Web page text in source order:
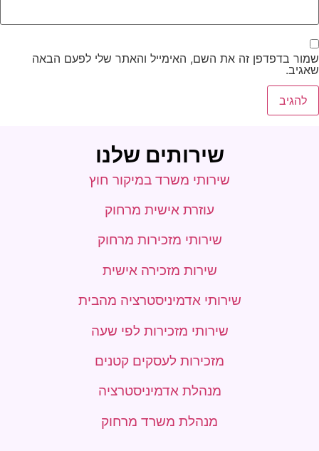
שמור בדפדפן זה את השם, האימייל והאתר שלי לפעם הבאה
שאגיב.
שירותים שלנו
שירותי משרד במיקור חוץ
עוזרת אישית מרחוק
שירותי מזכירות מרחוק
שירות מזכירה אישית
שירותי אדמיניסטרציה מהבית
שירותי מזכירות לפי שעה
מזכירות לעסקים קטנים
מנהלת אדמיניסטרציה
מנהלת משרד מרחוק